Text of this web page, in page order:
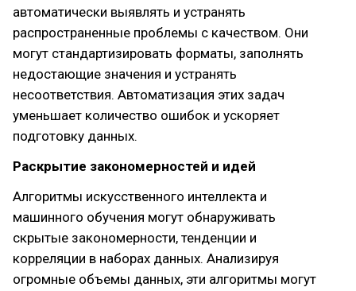
автоматически выявлять и устранять
распространенные проблемы с качеством. Они
могут стандартизировать форматы, заполнять
недостающие значения и устранять
несоответствия. Автоматизация этих задач
уменьшает количество ошибок и ускоряет
подготовку данных.
Раскрытие закономерностей и идей
Алгоритмы искусственного интеллекта и
машинного обучения могут обнаруживать
скрытые закономерности, тенденции и
корреляции в наборах данных. Анализируя
огромные объемы данных, эти алгоритмы могут